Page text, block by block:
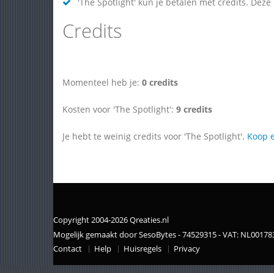
Credits
Momenteel heb je: 0 credits
Kosten voor 'The Spotlight': 9 credits
Je hebt te weinig credits voor 'The Spotlight'. Koop
Copyright 2004-2026 Qreaties.nl
Mogelijk gemaakt door SesoBytes - 74529315 - VAT:
Contact
Help Huisregels Privacy